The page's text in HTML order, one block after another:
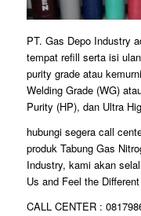
PT. Gas Depo Industry
tempat refill serta isi
purity grade atau
Welding Grade (WG)
Purity (HP), dan Ultra
hubungi segera call
produk Tabung Gas
Industry, kami akan
Us and Feel the
CALL CENTER :